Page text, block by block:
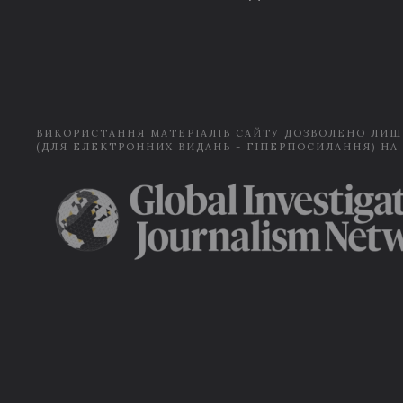
ВИКОРИСТАННЯ МАТЕРІАЛІВ САЙТУ ДОЗВОЛЕНО
(ДЛЯ ЕЛЕКТРОННИХ ВИДАНЬ - ГІПЕРПОСИЛАННЯ) НА